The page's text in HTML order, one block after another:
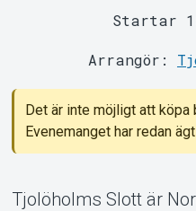
Startar
Arrangör:
Det är inte möjligt att
Evenemanget har redan
Tjolöholms Slott är